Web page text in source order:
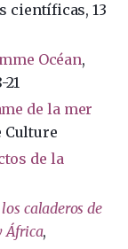
científicas, 13
Océan,
21
de la mer
Culture
de la
caladeros de
África,